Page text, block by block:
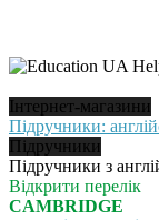
Інтернет-магазини
Підручники:
Підручники
Підручники з
Відкрити перелік
CAMBRIDGE